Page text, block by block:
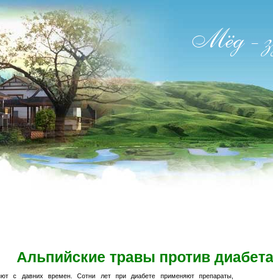
Альпийские травы против диабета
с давних времен. Сотни лет при диабете применяют препараты,